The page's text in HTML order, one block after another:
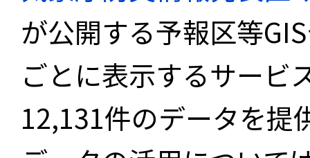
が公開する予報区等
ごとに表示するサービ
12,131件のデータを提